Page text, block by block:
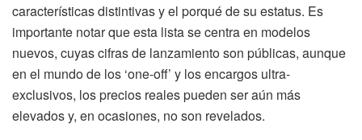
características distintivas y el porqué de su estatus. Es
importante notar que esta lista se centra en modelos
nuevos, cuyas cifras de lanzamiento son públicas, aunque
en el mundo de los ‘one-off’ y los encargos ultra-
exclusivos, los precios reales pueden ser aún más
elevados y, en ocasiones, no son revelados.